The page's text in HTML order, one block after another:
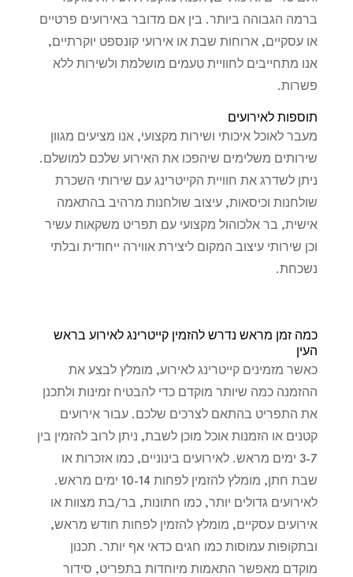
ברמה הגבוהה ביותר. בין אם מדובר באירועים פרטיים
או עסקיים, ארוחות שבת או אירועי קונספט יוקרתיים,
אנו מתחייבים לחוויית טעמים מושלמת ולשירות ללא
פשרות.
תוספות לאירועים
מעבר לאוכל איכותי ושירות מקצועי, אנו מציעים מגוון
שירותים משלימים שיהפכו את האירוע שלכם למושלם.
ניתן לשדרג את חוויית הקייטרינג עם שירותי השכרת
שולחנות וכיסאות, עיצוב שולחנות מרהיב בהתאמה
אישית, בר אלכוהול מקצועי עם תפריט משקאות עשיר
וכן שירותי עיצוב המקום ליצירת אווירה ייחודית ובלתי
נשכחת.
כמה זמן מראש נדרש להזמין קייטרינג לאירוע בראש
העין
כאשר מזמינים קייטרינג לאירוע, מומלץ לבצע את
ההזמנה כמה שיותר מוקדם כדי להבטיח זמינות ולתכנן
את התפריט בהתאם לצרכים שלכם. עבור אירועים
קטנים או הזמנות אוכל מוכן לשבת, ניתן לרוב להזמין בין
3-7 ימים מראש. לאירועים בינוניים, כמו אזכרות או
שבת חתן, מומלץ להזמין לפחות 10-14 ימים מראש.
לאירועים גדולים יותר, כמו חתונות, בר/בת מצוות או
אירועים עסקיים, מומלץ להזמין לפחות חודש מראש,
ובתקופות עמוסות כמו חגים כדאי אף יותר. תכנון
מוקדם מאפשר התאמות מיוחדות בתפריט, סידור